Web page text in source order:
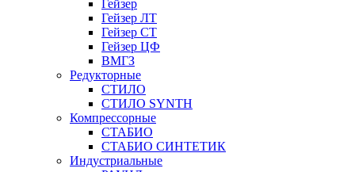
Гейзер
Гейзер ЛТ
Гейзер СТ
Гейзер ЦФ
ВМГЗ
Редукторные
СТИЛО
СТИЛО SYNTH
Компрессорные
СТАБИО
СТАБИО СИНТЕТИК
Индустриальные